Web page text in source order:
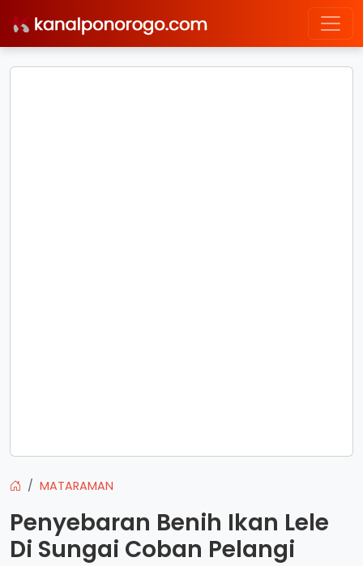
MATARAMAN
Penyebaran Benih Ikan Lele
Di Sungai Coban Pelangi